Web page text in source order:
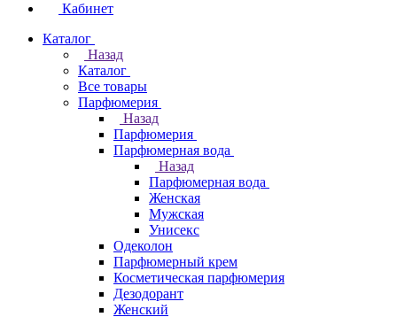
Кабинет
Каталог
Назад
Каталог
Все товары
Парфюмерия
Назад
Парфюмерия
Парфюмерная вода
Назад
Парфюмерная вода
Женская
Мужская
Унисекс
Одеколон
Парфюмерный крем
Косметическая парфюмерия
Дезодорант
Женский